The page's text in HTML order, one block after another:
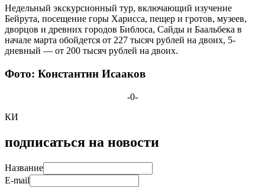
Недельный экскурсионный тур, включающий изучение
Бейрута, посещение горы Харисса, пещер и гротов, музеев,
дворцов и древних городов Библоса, Сайды и Баальбека в
начале марта обойдется от 227 тысяч рублей на двоих, 5-
дневный — от 200 тысяч рублей на двоих.
Фото: Константин Исааков
-0-
КИ
подписаться на новости
Название
E-mail